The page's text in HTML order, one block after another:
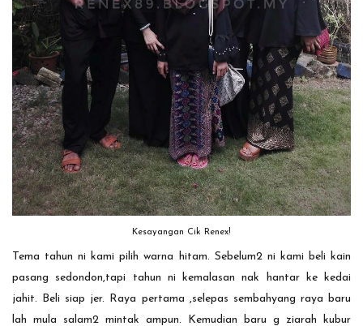
Kesayangan Cik Renex!
Tema tahun ni kami pilih warna hitam. Sebelum2 ni kami beli kain
pasang sedondon,tapi tahun ni kemalasan nak hantar ke kedai
jahit. Beli siap jer. Raya pertama ,selepas sembahyang raya baru
lah mula salam2 mintak ampun. Kemudian baru g ziarah kubur